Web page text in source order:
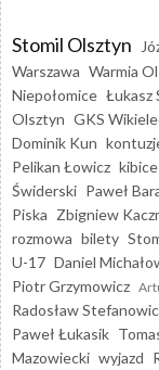
Stomil Olsztyn
Warszawa Warmia
Niepołomice Łukasz
Olsztyn GKS
Dominik Kun
Pelikan Łowicz kibice
Świderski Paweł
Piska Zbigniew
rozmowa bilety
U-17 Daniel
Piotr Grzymowicz
Radosław
Paweł Łukasik
Mazowiecki wyjazd